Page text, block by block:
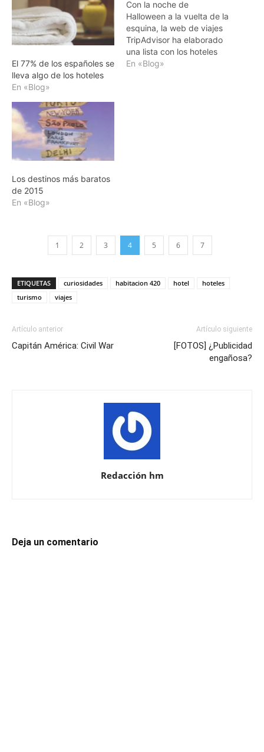
El 77% de los españoles se
lleva algo de los hoteles
En «Blog»
Con la noche de
Halloween a la vuelta de la
esquina, la web de viajes
TripAdvisor ha elaborado
una lista con los hoteles
más paranormales del
En «Blog»
Los destinos más baratos
de 2015
En «Blog»
1 2 3 4 5 6 7
ETIQUETAS curiosidades habitacion 420 hotel
hoteles
turismo
viajes
Artículo anterior
Capitán América: Civil War
Artículo siguiente
[FOTOS] ¿Publicidad
engañosa?
Redacción hm
Deja un comentario